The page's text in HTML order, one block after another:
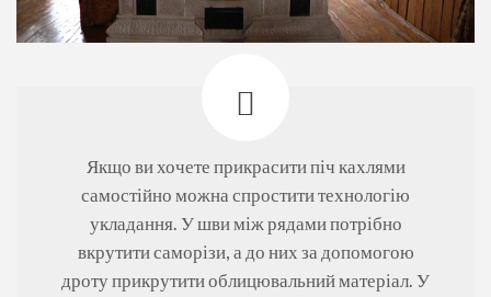
Якщо ви хочете прикрасити піч кахлями
самостійно можна спростити технологію
укладання. У шви між рядами потрібно
вкрутити саморізи, а до них за допомогою
дроту прикрутити облицювальний матеріал. У